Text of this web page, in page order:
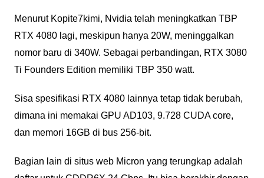
Menurut Kopite7kimi, Nvidia telah meningkatkan TBP
RTX 4080 lagi, meskipun hanya 20W, meninggalkan
nomor baru di 340W. Sebagai perbandingan, RTX 3080
Ti Founders Edition memiliki TBP 350 watt.
Sisa spesifikasi RTX 4080 lainnya tetap tidak berubah,
dimana ini memakai GPU AD103, 9.728 CUDA core,
dan memori 16GB di bus 256-bit.
Bagian lain di situs web Micron yang terungkap adalah